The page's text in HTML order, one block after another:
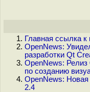
Главная ссылка к
OpenNews:
разработки Qt
OpenNews: Релиз
по созданию
OpenNews: Новая
2.4